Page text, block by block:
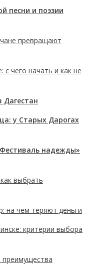
песни и поэзии
превращают
чего начать и как не
Дагестан
у Старых Дарогах
надежды»
выбрать
на чем теряют деньги
критерии выбора